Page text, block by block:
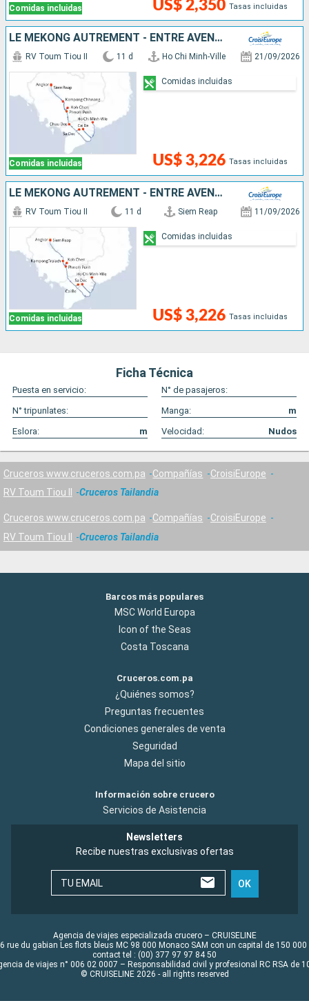
Comidas incluidas US$ 2,350 Tasas incluidas
LE MÉKONG AUTREMENT - ENTRE AVENTURE ET SITES INCONTOURNABLES
Comidas incluidas
RV Toum Tiou II 11 d Ho Chi Minh-Ville 21/09/2026
US$ 3,226 Tasas incluidas
Comidas incluidas
LE MÉKONG AUTREMENT - ENTRE AVENTURE ET SITES INCONTOURNABLES
Comidas incluidas
RV Toum Tiou II 11 d Siem Reap 11/09/2026
US$ 3,226 Tasas incluidas
Comidas incluidas
Ficha Técnica
Puesta en servicio:
N° de pasajeros:
N° tripunlates:
Manga:
m
Eslora:
m Velocidad: Nudos
Cruceros www.cruceros.com.pa Compañías
CroisiEurope
RV Toum Tiou II
Cruceros Tailandia
Cruceros www.cruceros.com.pa Compañías
CroisiEurope
RV Toum Tiou II
Cruceros Tailandia
Barcos más populares
MSC World Europa
Icon of the Seas
Costa Toscana
Cruceros.com.pa
¿Quiénes somos?
Preguntas frecuentes
Condiciones generales de venta
Seguridad
Mapa del sitio
Información sobre crucero
Servicios de Asistencia
Newsletters
Recibe nuestras exclusivas ofertas
TU EMAIL OK
Agencia de viajes especializada crucero – CRUISELINE
rue du gabian Les flots bleus MC 98 000 Monaco SAM con un capital de 150 000
contact tel : (00) 377 97 97 84 50
de viajes n° 006 02 0007 – Responsabilidad civil y profesional RC RSA de
© CRUISELINE 2026 - all rights reserved